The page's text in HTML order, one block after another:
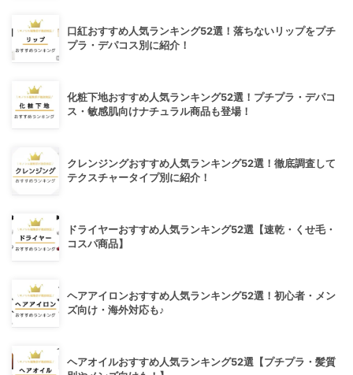
口紅おすすめ人気ランキング52選！落ちないリップをプチ
プラ・デパコス別に紹介！
化粧下地おすすめ人気ランキング52選！プチプラ・デパコ
ス・敏感肌向けナチュラル商品も登場！
クレンジングおすすめ人気ランキング52選！徹底調査して
テクスチャータイプ別に紹介！
ドライヤーおすすめ人気ランキング52選【速乾・くせ毛・
コスパ商品】
ヘアアイロンおすすめ人気ランキング52選！初心者・メン
ズ向け・海外対応も♪
ヘアオイルおすすめ人気ランキング52選【プチプラ・髪質